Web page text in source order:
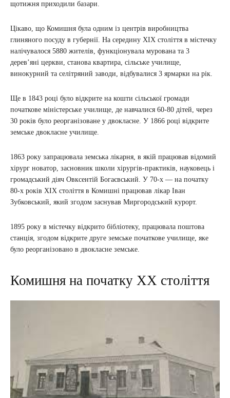
щотижня приходили базари.
Цікаво, що Комишня була одним із центрів виробництва
глиняного посуду в губернії. На середину ХІХ століття в містечку
налічувалося 5880 жителів, функціонувала мурована та 3
дерев’яні церкви, станова квартира, сільське училище,
винокурний та селітряний заводи, відбувалися 3 ярмарки на рік.
Ще в 1843 році було відкрите на кошти сільської громади
початкове міністерське училище, де навчалися 60-80 дітей, через
30 років було реорганізоване у двокласне. У 1866 році відкрите
земське двокласне училище.
1863 року запрацювала земська лікарня, в якій працював відомий
хірург новатор, засновник школи хірургів-практиків, науковець і
громадський діяч Овксентій Богаєвський. У 70-х — на початку
80-х років ХІХ століття в Комишні працював лікар Іван
Зубковський, який згодом заснував Миргородський курорт.
1895 року в містечку відкрито бібліотеку, працювала поштова
станція, згодом відкрите друге земське початкове училище, яке
було реорганізовано в двокласне земське.
Комишня на початку ХХ століття